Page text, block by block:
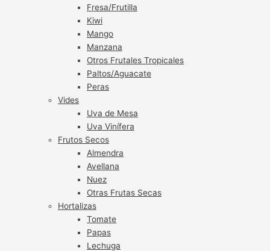
Fresa/Frutilla
Kiwi
Mango
Manzana
Otros Frutales Tropicales
Paltos/Aguacate
Peras
Vides
Uva de Mesa
Uva Vinífera
Frutos Secos
Almendra
Avellana
Nuez
Otras Frutas Secas
Hortalizas
Tomate
Papas
Lechuga